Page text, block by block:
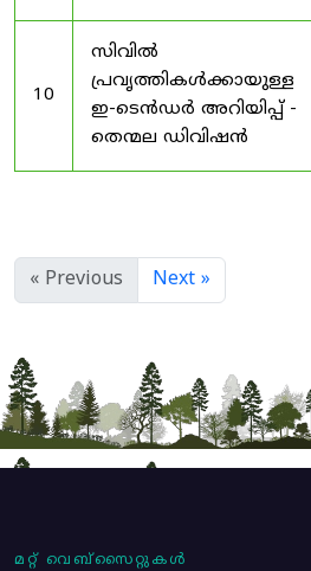
10
സിവിൽ
പ്രവൃത്തികൾക്കായുള്ള
ഇ-ടെൻഡർ അറിയിപ്പ് -
തെന്മല ഡിവിഷൻ
« Previous Next »
മറ്റ് വെബ്സൈറ്റുകൾ